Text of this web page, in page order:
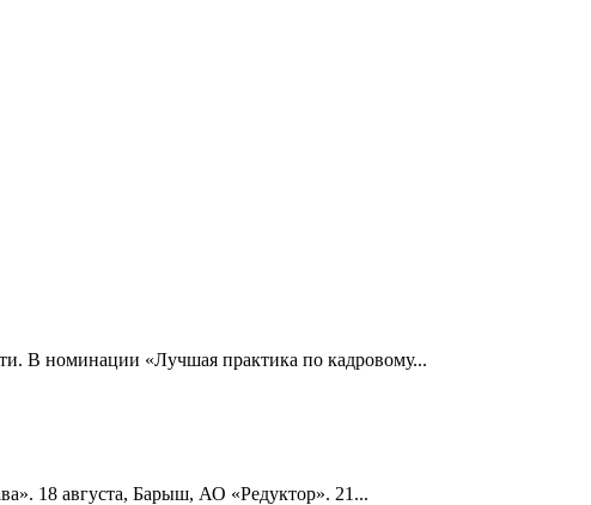
В номинации «Лучшая практика по кадровому...
18 августа, Барыш, АО «Редуктор». 21...